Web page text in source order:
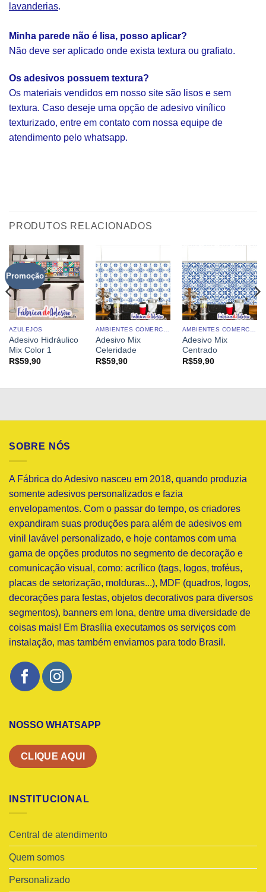
lavanderias.
Minha parede não é lisa, posso aplicar?
Não deve ser aplicado onde exista textura ou grafiato.
Os adesivos possuem textura?
Os materiais vendidos em nosso site são lisos e sem
textura. Caso deseje uma opção de adesivo vinílico
texturizado, entre em contato com nossa equipe de
atendimento pelo whatsapp.
PRODUTOS RELACIONADOS
Promoção
AZULEJOS
Adesivo Hidráulico
Mix Color 1
R$59,90
AMBIENTES COMERCIAIS
Adesivo Mix
Celeridade
R$59,90
AMBIENTES COMERCIAIS
Adesivo Mix
Centrado
R$59,90
SOBRE NÓS
A Fábrica do Adesivo nasceu em 2018, quando produzia
somente adesivos personalizados e fazia
envelopamentos. Com o passar do tempo, os criadores
expandiram suas produções para além de adesivos em
vinil lavável personalizado, e hoje contamos com uma
gama de opções produtos no segmento de decoração e
comunicação visual, como: acrílico (tags, logos, troféus,
placas de setorização, molduras...), MDF (quadros, logos,
decorações para festas, objetos decorativos para diversos
segmentos), banners em lona, dentre uma diversidade de
coisas mais! Em Brasília executamos os serviços com
instalação, mas também enviamos para todo Brasil.
NOSSO WHATSAPP
CLIQUE AQUI
INSTITUCIONAL
Central de atendimento
Quem somos
Personalizado